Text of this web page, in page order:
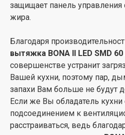
Команда ТМ ELEYUS
самобытными, быть верными
не отказывая себе в
С кухонной вытяжкой BONA
дом станет именно тем
хочется возвращаться снова
защищает панель управления
жира.
Благодаря
вытяжка BONA ІІ LED SMD 60
совершенстве устранит
Вашей кухни, поэтому пар,
запахи Вам больше не будут
Если же Вы обладатель
подсоединением к
расстраиваться, ведь